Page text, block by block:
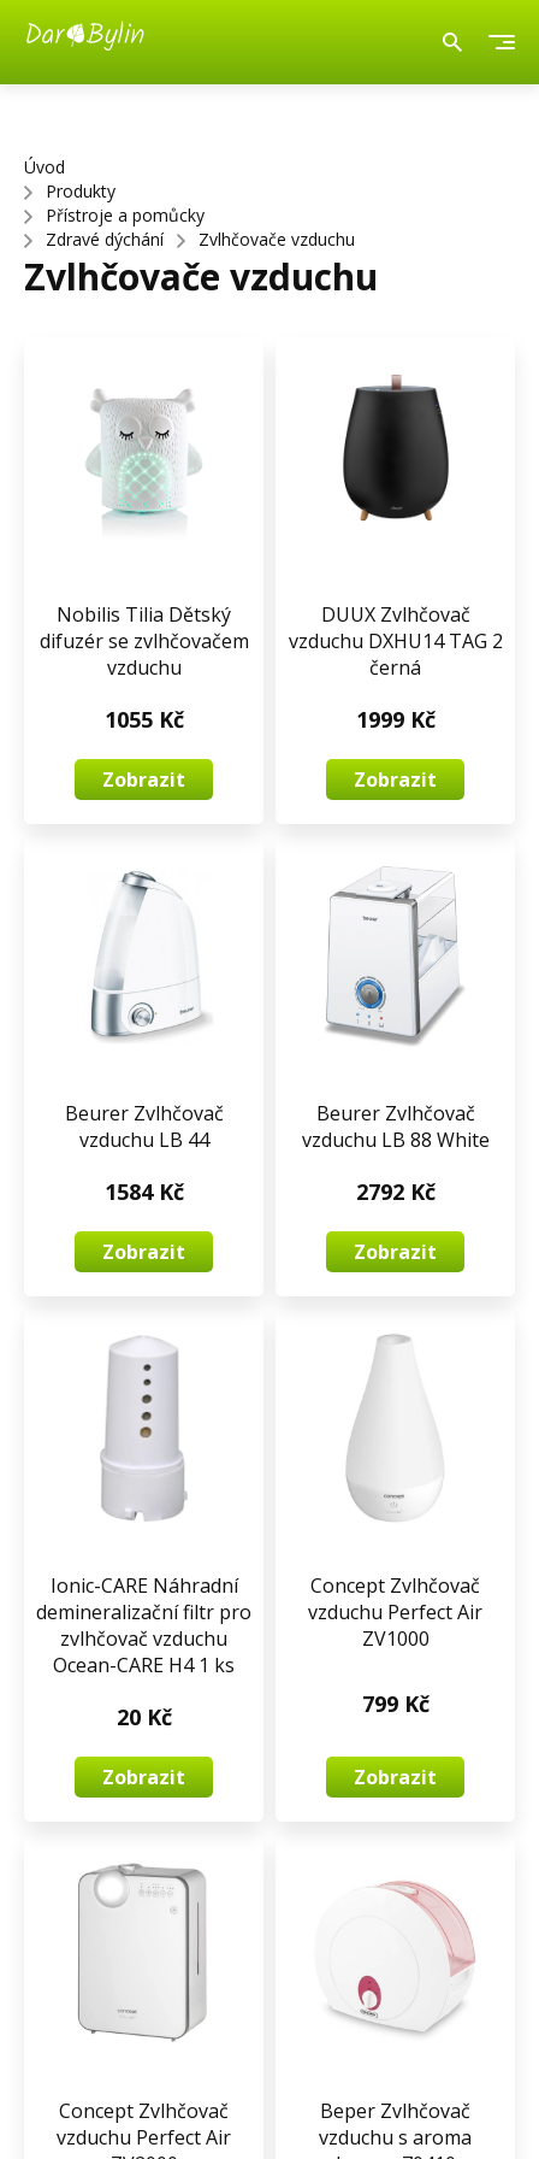
Úvod
Produkty
Přístroje a pomůcky
Zdravé dýchání
Zvlhčovače vzduchu
Zvlhčovače vzduchu
Nobilis Tilia Dětský
difuzér se zvlhčovačem
vzduchu
1055 Kč
Zobrazit
DUUX Zvlhčovač
vzduchu DXHU14 TAG 2
černá
1999 Kč
Zobrazit
Beurer Zvlhčovač
vzduchu LB 44
1584 Kč
Zobrazit
Beurer Zvlhčovač
vzduchu LB 88 White
2792 Kč
Zobrazit
Ionic-CARE Náhradní
demineralizační filtr pro
zvlhčovač vzduchu
Ocean-CARE H4 1 ks
20 Kč
Zobrazit
Concept Zvlhčovač
vzduchu Perfect Air
ZV1000
799 Kč
Zobrazit
Concept Zvlhčovač
vzduchu Perfect Air
Beper Zvlhčovač
vzduchu s aroma